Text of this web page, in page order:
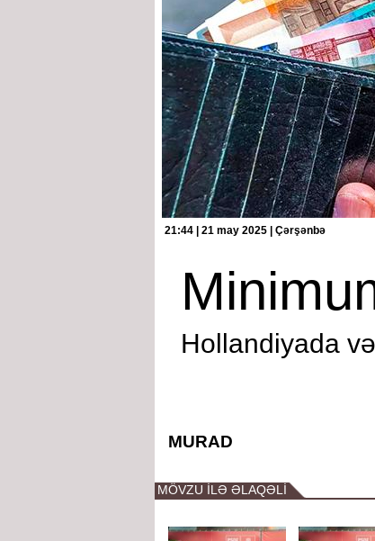
21:44 | 21 may 2025 | Çərşənbə
Hollandiyada
MURAD
MÖVZU İLƏ ƏLAQƏLİ